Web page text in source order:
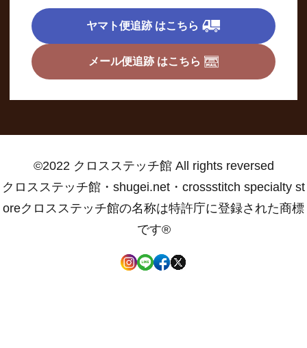
ヤマト便追跡 はこちら
メール便追跡 はこちら
©2022 クロスステッチ館 All rights reversed
クロスステッチ館・shugei.net・crossstitch specialty st
oreクロスステッチ館の名称は特許庁に登録された商標
です®